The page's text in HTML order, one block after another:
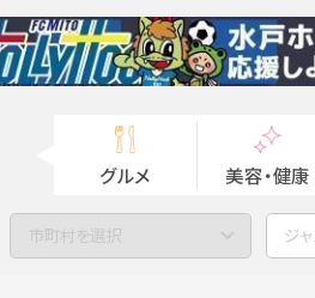
グルメ 美容・健康
市町村を選択 ジ